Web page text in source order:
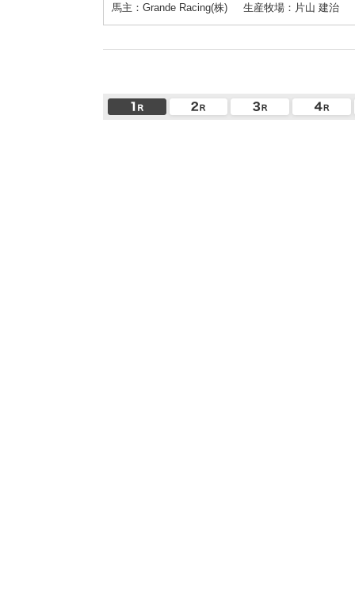
馬主：Grande Racing(株)
生産牧場：片山 建治